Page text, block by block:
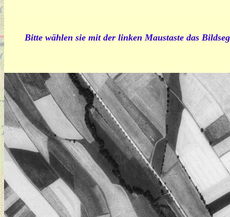
Bitte wählen sie mit der linken Maustaste das